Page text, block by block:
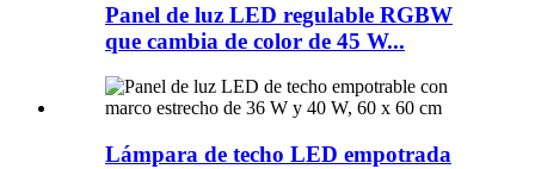
Panel de luz LED regulable RGBW
que cambia de color de 45 W...
Lámpara de techo LED empotrada